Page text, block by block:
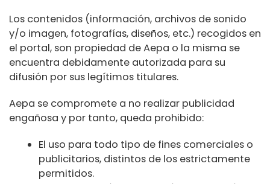
Los contenidos (información, archivos de sonido
y/o imagen, fotografías, diseños, etc.) recogidos en
el portal, son propiedad de Aepa o la misma se
encuentra debidamente autorizada para su
difusión por sus legítimos titulares.
Aepa se compromete a no realizar publicidad
engañosa y por tanto, queda prohibido:
El uso para todo tipo de fines comerciales o
publicitarios, distintos de los estrictamente
permitidos.